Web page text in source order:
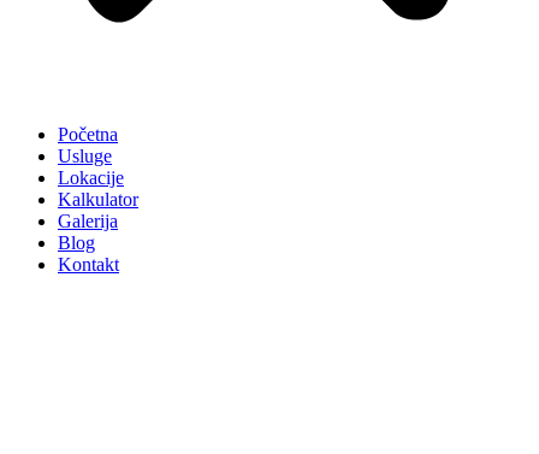
Početna
Usluge
Lokacije
Kalkulator
Galerija
Blog
Kontakt